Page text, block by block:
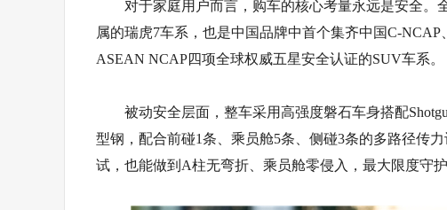
对于家庭用户而言，购车的核心考量永远是安全
属的瑞虎7车系，也是中国品牌中首个集齐中国C-
ASEAN NCAP四项全球权威五星安全认证的SUV车系。
被动安全层面，整车采用高强度磐石车身搭配
型钢，配合前碰1条、乘员舱5条、侧碰3条的多路径传
试，也能做到A柱无弯折、乘员舱零侵入，最大限度守